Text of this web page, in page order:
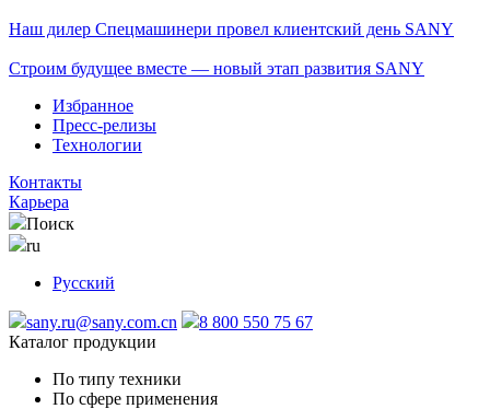
Наш дилер Спецмашинери провел клиентский день SANY
Строим будущее вместе — новый этап развития SANY
Избранное
Пресс-релизы
Технологии
Контакты
Карьера
Поиск
ru
Русский
sany.ru@sany.com.cn
8 800 550 75 67
Каталог продукции
По типу техники
По сфере применения